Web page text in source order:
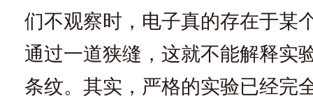
们不观察时，电子真的存在于某
通过一道狭缝，这就不能解释实
条纹。其实，严格的实验已经完